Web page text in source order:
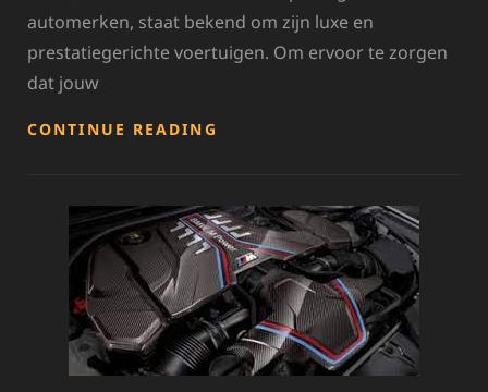
automerken, staat bekend om zijn luxe en
prestatiegerichte voertuigen. Om ervoor te zorgen
dat jouw
CONTINUE READING
KWALITEIT
EN
PRESTATIE
VOOR
JOUW
BMW